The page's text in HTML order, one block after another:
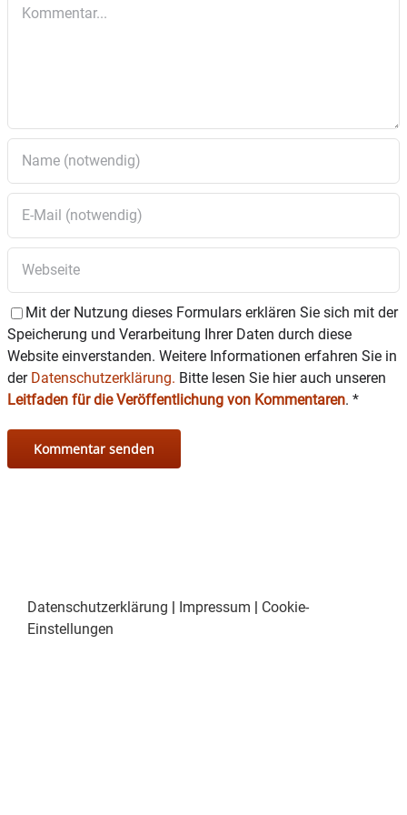
Mit der Nutzung dieses Formulars erklären Sie sich mit der
Speicherung und Verarbeitung Ihrer Daten durch diese
Website einverstanden. Weitere Informationen erfahren Sie in
der Datenschutzerklärung. Bitte lesen Sie hier auch unseren
Leitfaden für die Veröffentlichung von Kommentaren. *
Datenschutzerklärung | Impressum | Cookie-
Einstellungen